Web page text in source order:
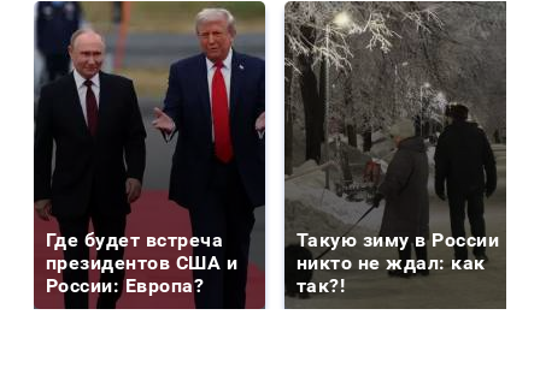
Где будет встреча
президентов США и
России: Европа?
Такую зиму в России
никто не ждал: как
так?!